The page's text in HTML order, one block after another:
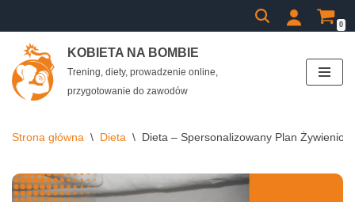
Przejdź
do
treści
0
KOBIETA NA BOMBIE
Trening, diety, prowadzenie online,
przygotowanie do zawodów
Strona główna \ Dieta \ Dieta – Spersonalizowany Plan